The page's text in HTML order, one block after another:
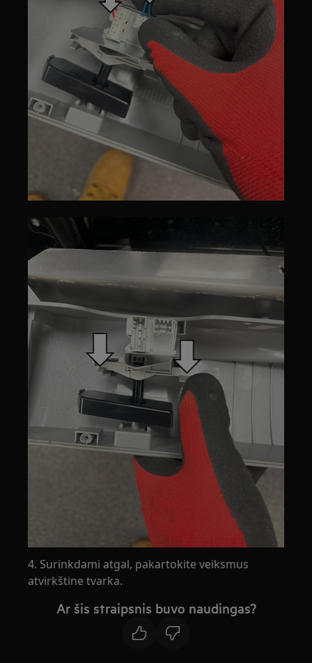
4. Surinkdami atgal, pakartokite veiksmus
atvirkštine tvarka.
Ar šis straipsnis buvo naudingas?